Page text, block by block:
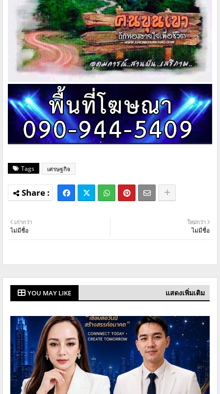
Tags เศรษฐกิจ
ใหม่กว่า
ไม่มีชื่อ
เก่ากว่า
ไม่มีชื่อ
YOU MAY LIKE แสดงเพิ่มเติม